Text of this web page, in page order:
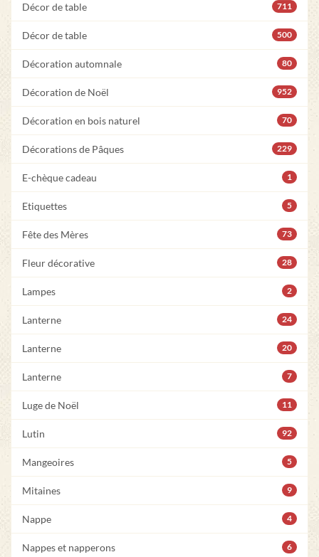
Décor de table 711
Décor de table 500
Décoration automnale 80
Décoration de Noël 952
Décoration en bois naturel 70
Décorations de Pâques 229
E-chèque cadeau 1
Etiquettes 5
Fête des Mères 73
Fleur décorative 28
Lampes 2
Lanterne 24
Lanterne 20
Lanterne 7
Luge de Noël 11
Lutin 92
Mangeoires 5
Mitaines 9
Nappe 4
Nappes et napperons 6